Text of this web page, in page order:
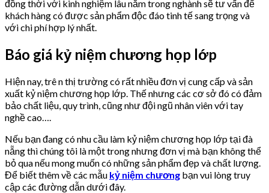
đồng thời với kinh nghiệm lâu năm trong nghành sẽ tư vấn để
khách hàng có được sản phẩm độc đáo tinh tế sang trọng và
với chi phí hợp lý nhất.
Báo giá kỷ niệm chương họp lớp
Hiện nay, trê n thị trường có rất nhiều đơn vị cung cấp và sản
xuất kỷ niệm chương họp lớp. Thế nhưng các cơ sở đó có đảm
bảo chất liệu, quy trình, cũng như đội ngũ nhân viên với tay
nghề cao….
Nếu bạn đang có nhu cầu làm kỷ niệm chương họp lớp tại đà
nẵng thì chúng tôi là một trong nhưng đơn vị mà bạn không thể
bỏ qua nếu mong muốn có những sản phẩm đẹp và chất lượng.
Để biết thêm về các mẫu kỷ niệm chương bạn vui lòng truy
cập các đường dẫn dưới đây.